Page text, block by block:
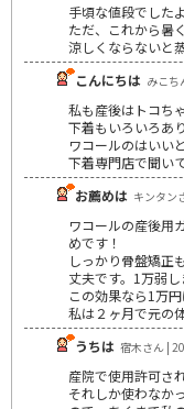
手頃な値段でした
ただ、これから暑
涼しくならないと
こんにちは みこ
私も産後はトコち
下着もいろいろあ
ワコールのはいい
下着専門店で聞い
お薦めは キンタン
ワコールの産後用
めです！
しっかり骨盤矯正
丈夫です。1万弱
この効果なら1万円
私は２ヶ月で元の
うちは 宿木さん |
産院で使用許可さ
それしか使わなか